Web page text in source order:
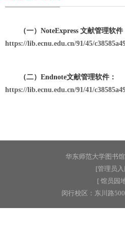
（一）NoteExpress 文献管理软件
https://lib.ecnu.edu.cn/91/45/
（二）Endnote文献管理软件：
https://lib.ecnu.edu.cn/91/41/
华东师范大学图书
[管理员
[ 馆员园
闵行校区：东川路500